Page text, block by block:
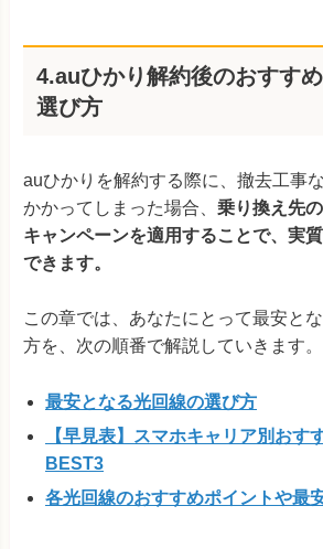
4.auひかり解約後のおすす
選び方
auひかりを解約する際に、撤去工事
かかってしまった場合、 乗り換え先
キャンペーンを適用することで、実
できます。
この章では、あなたにとって最安と
方を、次の順番で解説していきます。
最安となる光回線の選び方
【早見表】スマホキャリア別おす
BEST3
各光回線のおすすめポイントや最